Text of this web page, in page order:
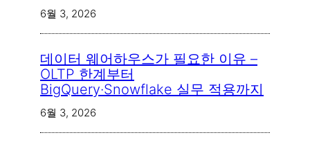
6월 3, 2026
데이터 웨어하우스가 필요한 이유 –
OLTP 한계부터
BigQuery·Snowflake 실무 적용까지
6월 3, 2026